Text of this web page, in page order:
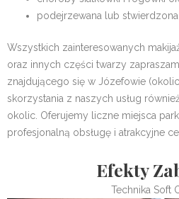
podejrzewana lub
Wszystkich zainteresowanych
oraz innych części twarzy
znajdującego się w Józefowie
skorzystania z naszych usług
okolic. Oferujemy liczne miejsca
profesjonalną obsługę i atrakcyjne
Efekty
Technika Soft